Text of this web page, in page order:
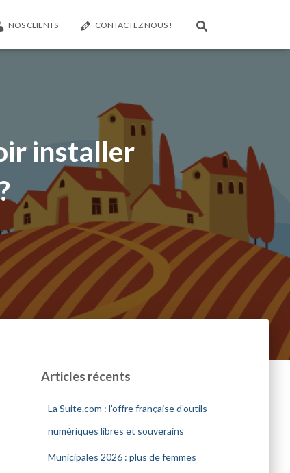
NOS CLIENTS CONTACTEZ NOUS !
installer
Articles récents
La Suite.com : l’offre française d’outils
numériques libres et souverains
Municipales 2026 : plus de femmes